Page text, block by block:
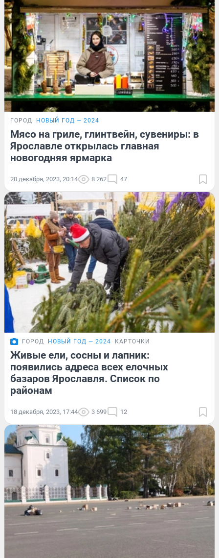
ГОРОД НОВЫЙ ГОД — 2024
Мясо на гриле, глинтвейн, сувениры: в
Ярославле открылась главная
новогодняя ярмарка
20 декабря, 2023, 20:14 8 262 47
ГОРОД НОВЫЙ ГОД — 2024 КАРТОЧКИ
Живые ели, сосны и лапник:
появились адреса всех елочных
базаров Ярославля. Список по
районам
18 декабря, 2023, 17:44 3 699 12